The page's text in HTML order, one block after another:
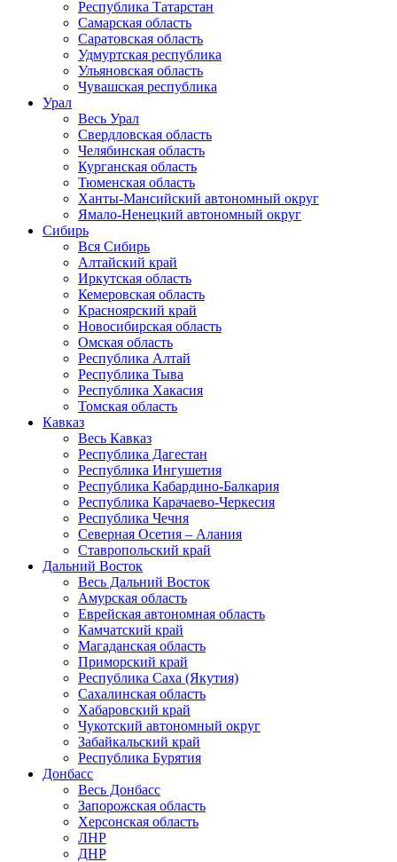
Республика Татарстан
Самарская область
Саратовская область
Удмуртская республика
Ульяновская область
Чувашская республика
Урал
Весь Урал
Свердловская область
Челябинская область
Курганская область
Тюменская область
Ханты-Мансийский автономный округ
Ямало-Ненецкий автономный округ
Сибирь
Вся Сибирь
Алтайский край
Иркутская область
Кемеровская область
Красноярский край
Новосибирская область
Омская область
Республика Алтай
Республика Тыва
Республика Хакасия
Томская область
Кавказ
Весь Кавказ
Республика Дагестан
Республика Ингушетия
Республика Кабардино-Балкария
Республика Карачаево-Черкесия
Республика Чечня
Северная Осетия – Алания
Ставропольский край
Дальний Восток
Весь Дальний Восток
Амурская область
Еврейская автономная область
Камчатский край
Магаданская область
Приморский край
Республика Саха (Якутия)
Сахалинская область
Хабаровский край
Чукотский автономный округ
Забайкальский край
Республика Бурятия
Донбасс
Весь Донбасс
Запорожская область
Херсонская область
ЛНР
ДНР